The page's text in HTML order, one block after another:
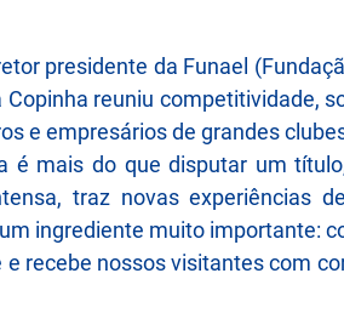
presidente da Funael
reuniu competitividade,
e empresários de grandes
é mais do que disputar um
traz novas experiências
ingrediente muito importante:
recebe nossos visitantes com